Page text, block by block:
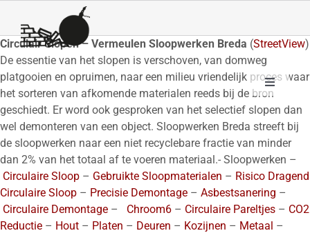
naar
inhoud
Toggle
Navigation
HOME
STREETVIEW
SLOOPWERKEN
CIRCULAIR SLOPEN
GEBRUIKTE SLOOPMATERIALEN
Circulair Slopen – Vermeulen Sloopwerken Breda (StreetView)
De essentie van het slopen is verschoven, van domweg
platgooien en opruimen, naar een milieu vriendelijk proces waar
het sorteren van afkomende materialen reeds bij de bron
geschiedt. Er word ook gesproken van het selectief slopen dan
wel demonteren van een object. Sloopwerken Breda streeft bij
de sloopwerken naar een niet recyclebare fractie van minder
dan 2% van het totaal af te voeren materiaal.- Sloopwerken –
Circulaire Sloop – Gebruikte Sloopmaterialen – Risico Dragend
Circulaire Sloop – Precisie Demontage – Asbestsanering –
Circulaire Demontage – Chroom6 – Circulaire Pareltjes – CO2
Reductie – Hout – Platen – Deuren – Kozijnen – Metaal –